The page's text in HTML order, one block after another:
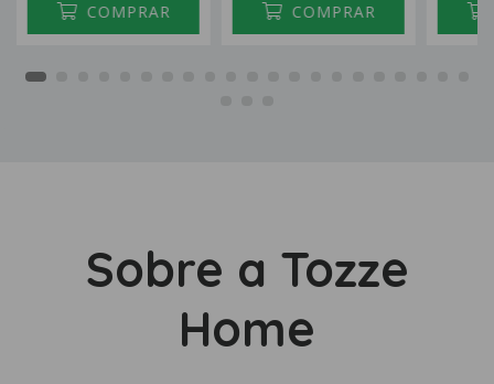
COMPRAR COMPRAR
Sobre a Tozze
Home